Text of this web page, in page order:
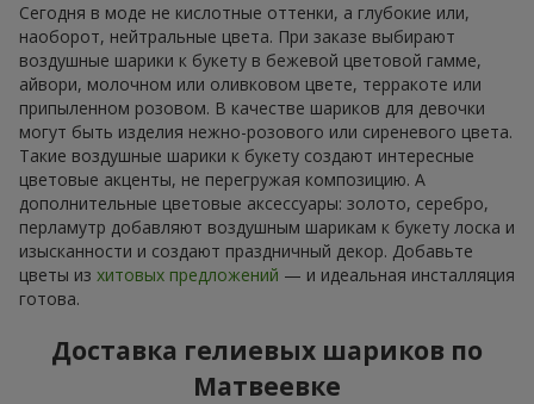
Сегодня в моде не кислотные оттенки, а глубокие или,
наоборот, нейтральные цвета. При заказе выбирают
воздушные шарики к букету в бежевой цветовой гамме,
айвори, молочном или оливковом цвете, терракоте или
припыленном розовом. В качестве шариков для девочки
могут быть изделия нежно-розового или сиреневого цвета.
Такие воздушные шарики к букету создают интересные
цветовые акценты, не перегружая композицию. А
дополнительные цветовые аксессуары: золото, серебро,
перламутр добавляют воздушным шарикам к букету лоска и
изысканности и создают праздничный декор. Добавьте
цветы из хитовых предложений — и идеальная инсталляция
готова.
Доставка гелиевых шариков по
Матвеевке